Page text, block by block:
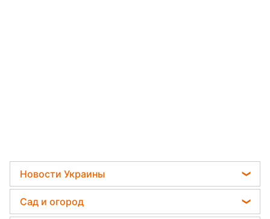
Новости Украины
Пенсии в Украине
Сад и огород